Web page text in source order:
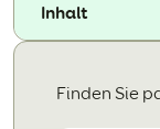
Inhalt
Finden Sie